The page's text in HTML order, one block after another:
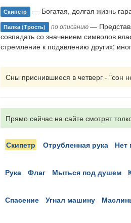
Скипетр — Богатая, долгая жизнь
Палка (трость) по описанию—
совпадать со значением символов
стремление к подавлению других;
Сны приснившиеся в четверг - "сон
Прямо сейчас на сайте смотрят
скипетр отрубленная рука
рука флаг мыться под душем
спасение угнал машину